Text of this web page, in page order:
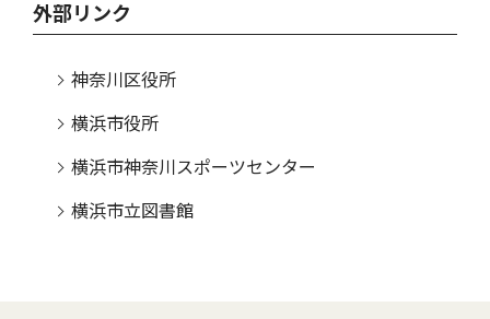
外部リンク
神奈川区役所
横浜市役所
横浜市神奈川スポーツセンター
横浜市立図書館